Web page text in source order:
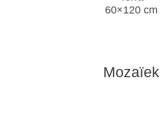
60×120 cm
Mozaïek